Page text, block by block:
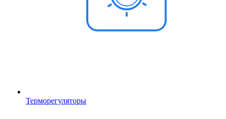
Терморегуляторы